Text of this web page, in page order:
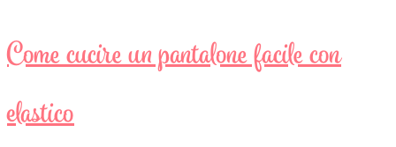
Come cucire un pantalone facile con
elastico